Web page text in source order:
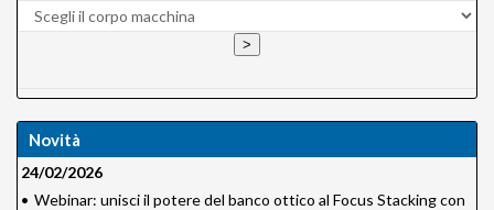
Novità
24/02/2026
• Webinar: unisci il potere del banco ottico al Focus Stacking con